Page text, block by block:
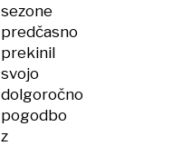
sezone
predčasno
prekinil
svojo
dolgoročno
pogodbo
z